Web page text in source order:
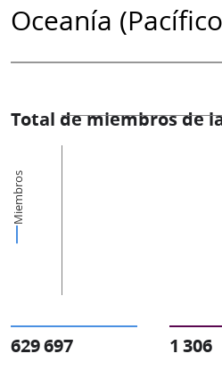
Oceanía
Total de miembros de
Miembros
629 697 1 306